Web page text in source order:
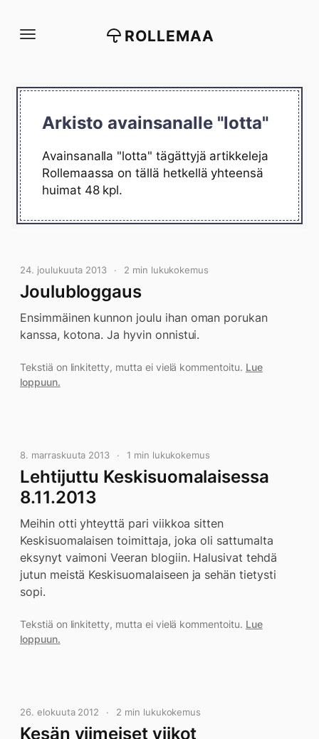
suoraan
ROLLEMAA
Arkisto avainsanalle "lotta"
Avainsanalla "lotta" tägättyjä artikkeleja
Rollemaassa on tällä hetkellä yhteensä
huimat 48 kpl.
24. joulukuuta 2013 2 min lukukokemus
Joulubloggaus
Ensimmäinen kunnon joulu ihan oman porukan
kanssa, kotona. Ja hyvin onnistui.
Tekstiä on linkitetty, mutta ei vielä kommentoitu. Lue
loppuun.
8. marraskuuta 2013 1 min lukukokemus
Lehtijuttu Keskisuomalaisessa
8.11.2013
Meihin otti yhteyttä pari viikkoa sitten
Keskisuomalaisen toimittaja, joka oli sattumalta
eksynyt vaimoni Veeran blogiin. Halusivat tehdä
jutun meistä Keskisuomalaiseen ja sehän tietysti
sopi.
Tekstiä on linkitetty, mutta ei vielä kommentoitu. Lue
loppuun.
26. elokuuta 2012 2 min lukukokemus
Kesän viimeiset viikot